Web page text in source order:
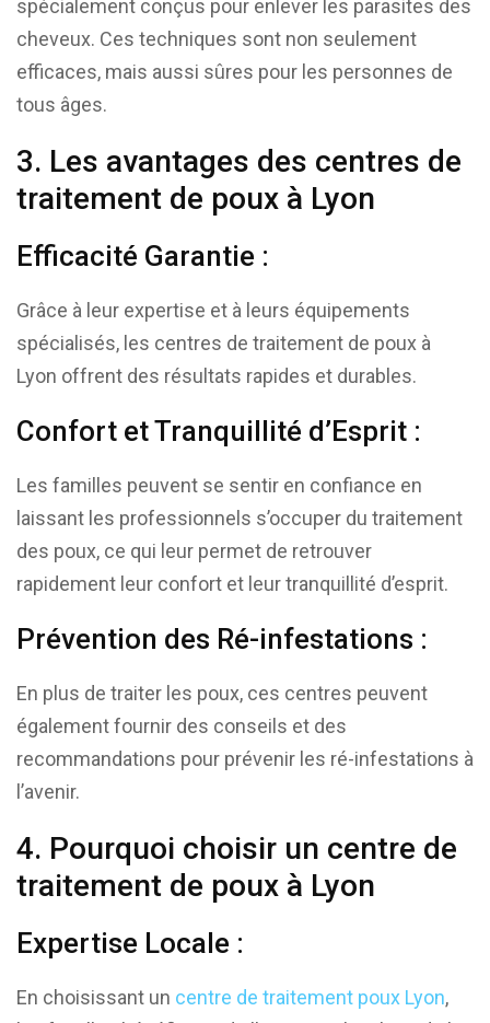
spécialement conçus pour enlever les parasites des
cheveux. Ces techniques sont non seulement
efficaces, mais aussi sûres pour les personnes de
tous âges.
3. Les avantages des centres de
traitement de poux à Lyon
Efficacité Garantie :
Grâce à leur expertise et à leurs équipements
spécialisés, les centres de traitement de poux à
Lyon offrent des résultats rapides et durables.
Confort et Tranquillité d’Esprit :
Les familles peuvent se sentir en confiance en
laissant les professionnels s’occuper du traitement
des poux, ce qui leur permet de retrouver
rapidement leur confort et leur tranquillité d’esprit.
Prévention des Ré-infestations :
En plus de traiter les poux, ces centres peuvent
également fournir des conseils et des
recommandations pour prévenir les ré-infestations à
l’avenir.
4. Pourquoi choisir un centre de
traitement de poux à Lyon
Expertise Locale :
En choisissant un centre de traitement poux Lyon,